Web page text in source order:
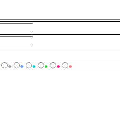
● ● ● ● ● ●